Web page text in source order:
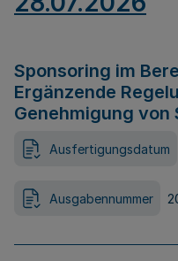
Sponsoring im
Ergänzende
Genehmigung von
Ausfertigungsdatum
Ausgabennummer